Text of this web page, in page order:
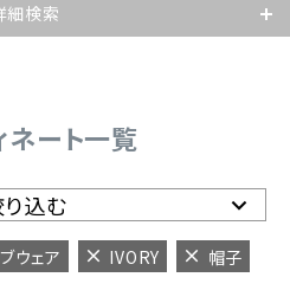
細検索
ネート一覧
込む
ウェア IVORY 帽子